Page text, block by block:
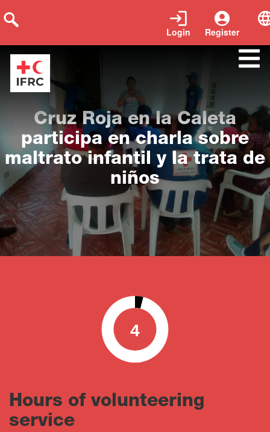
Register
Login
Cruz Roja en la Caleta
participa en charla sobre
maltrato infantil y la trata de
niños
4
0 100
Hours of volunteering
service